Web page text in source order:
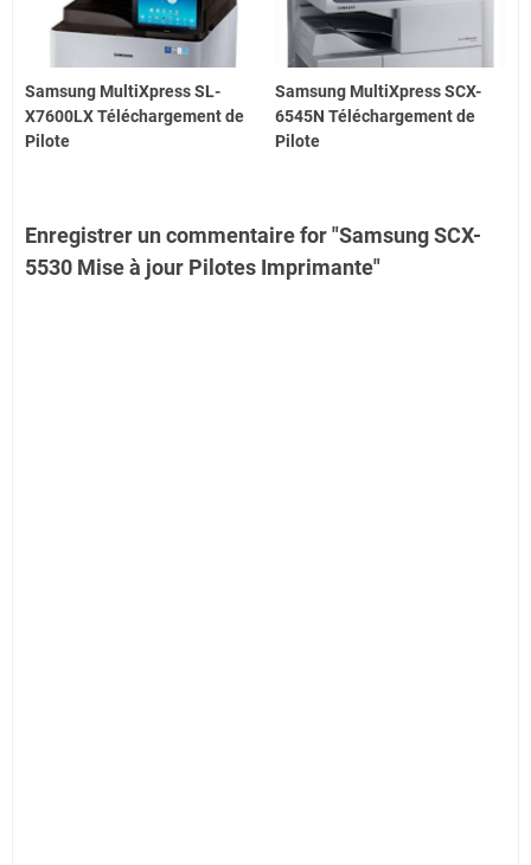
Samsung MultiXpress SL-
X7600LX Téléchargement de
Pilote
Samsung MultiXpress SCX-
6545N Téléchargement de
Pilote
Enregistrer un commentaire for "Samsung SCX-
5530 Mise à jour Pilotes Imprimante"